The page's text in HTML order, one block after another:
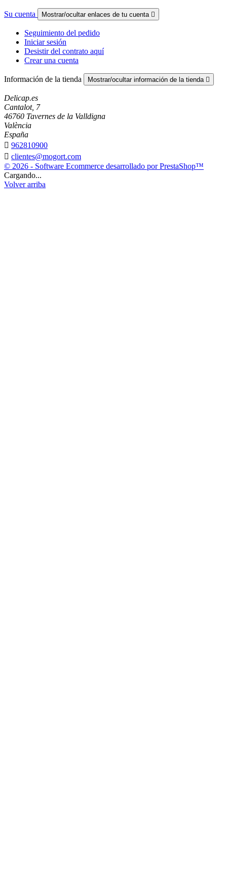
Su cuenta Mostrar/ocultar enlaces de tu cuenta 
Seguimiento del pedido
Iniciar sesión
Desistir del contrato aquí
Crear una cuenta
Información de la tienda Mostrar/ocultar información de la tienda 
Delicap.es
Cantalot, 7
46760 Tavernes de la Valldigna
València
España
 962810900
 clientes@mogort.com
© 2026 - Software Ecommerce desarrollado por PrestaShop™
Cargando...
Volver arriba